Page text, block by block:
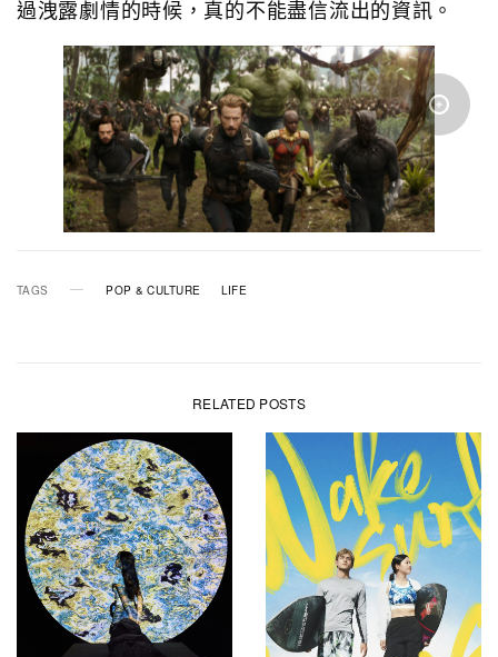
過洩露劇情的時候，真的不能盡信流出的資訊。
TAGS POP & CULTURE LIFE
RELATED POSTS